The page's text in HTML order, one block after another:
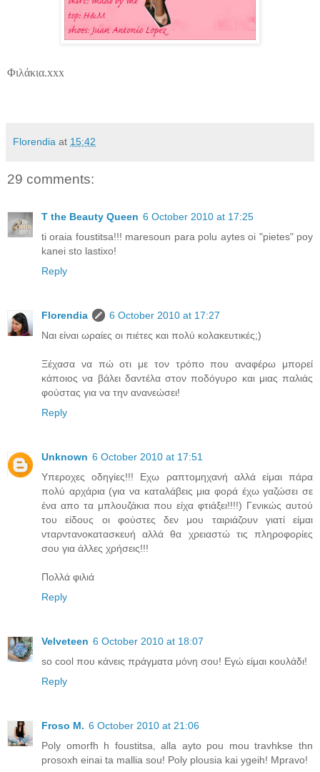
Φιλάκια.xxx
Florendia at 15:42
29 comments:
T the Beauty Queen 6 October 2010 at 17:25
ti oraia foustitsa!!! maresoun para polu aytes oi "pietes" poy
kanei sto lastixo!
Reply
Florendia
6 October 2010 at 17:27
Ναι είναι ωραίες οι πιέτες και πολύ κολακευτικές;)
Ξέχασα να πώ οτι με τον τρόπο που αναφέρω μπορεί
κάποιος να βάλει δαντέλα στον ποδόγυρο και μιας παλιάς
φούστας για να την ανανεώσει!
Reply
Unknown 6 October 2010 at 17:51
Yπεροχες οδηγίες!!! Εχω ραπτομηχανή αλλά είμαι πάρα
πολύ αρχάρια (για να καταλάβεις μια φορά έχω γαζώσει σε
ένα απο τα μπλουζάκια που είχα φτιάξει!!!!) Γενικώς αυτού
του είδους οι φούστες δεν μου ταιριάζουν γιατί είμαι
νταρντανοκατασκευή αλλά θα χρειαστώ τις πληροφορίες
σου για άλλες χρήσεις!!!
Πολλά φιλιά
Reply
Velveteen 6 October 2010 at 18:07
so cool που κάνεις πράγματα μόνη σου! Εγώ είμαι κουλάδι!
Reply
Froso M. 6 October 2010 at 21:06
Poly omorfh h foustitsa, alla ayto pou mou travhkse thn
prosoxh einai ta mallia sou! Poly plousia kai ygeih! Mpravo!